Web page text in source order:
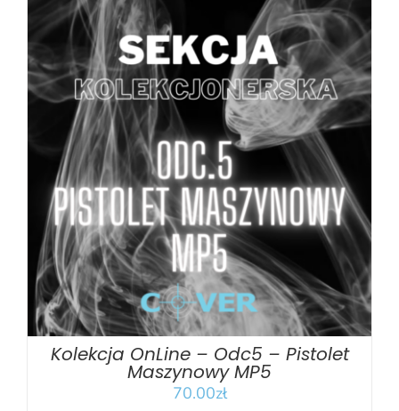
DODAJ DO KOSZYKA / SZCZEGÓŁY
Kolekcja OnLine – Odc5 – Pistolet
Maszynowy MP5
70.00zł